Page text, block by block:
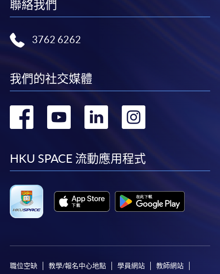
聯絡我們
3762 6262
我們的社交媒體
轉
facebook
轉
youtube
轉
linkedin
轉
HKU SPACE 流動應用程式
職位空缺 教學/報名中心地點 學員網站 教師網站